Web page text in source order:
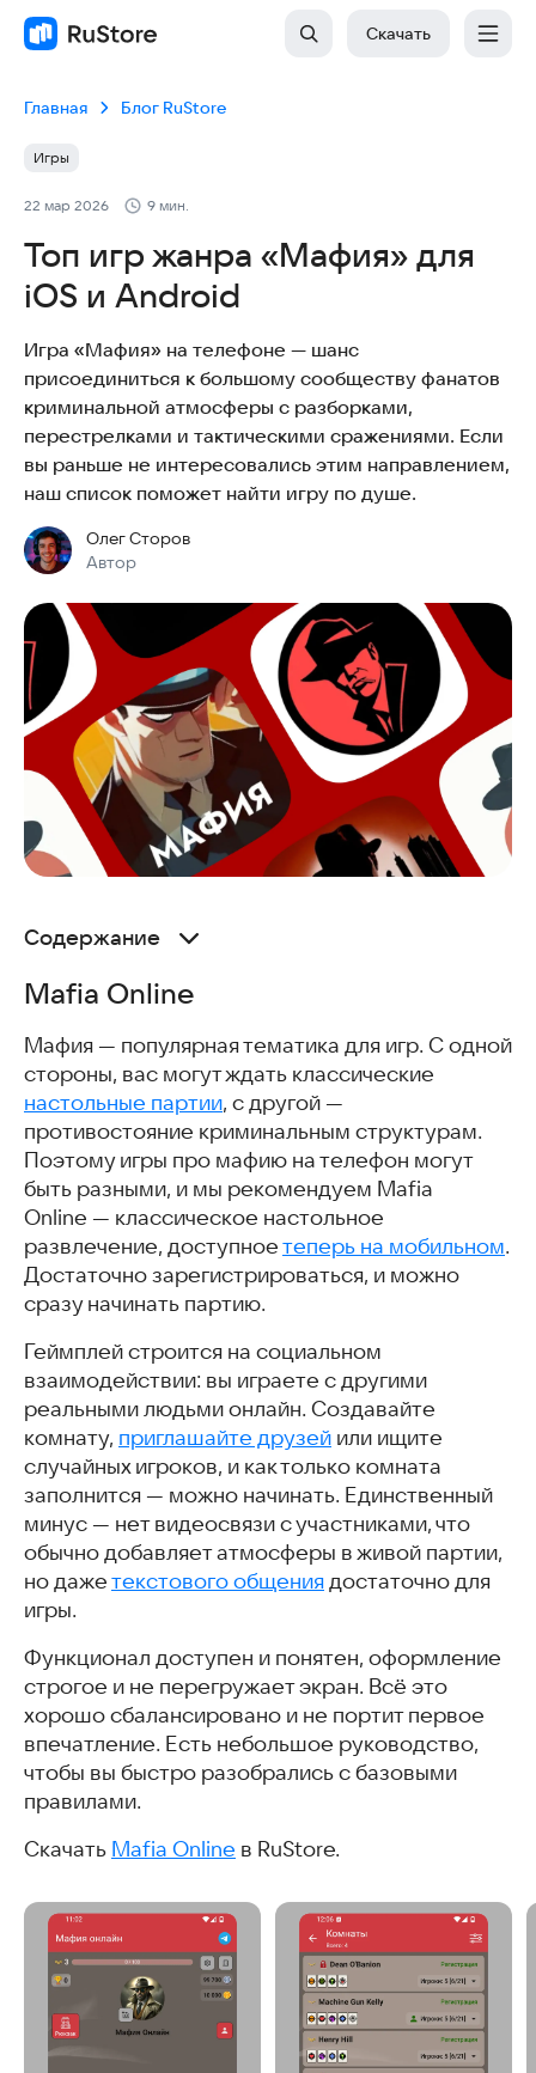
Скачать
Главная Блог RuStore
Игры
22 мар 2026 9 мин.
Топ игр жанра «Мафия» для
iOS и Android
Игра «Мафия» на телефоне — шанс
присоединиться к большому сообществу фанатов
криминальной атмосферы с разборками,
перестрелками и тактическими сражениями. Если
вы раньше не интересовались этим направлением,
наш список поможет найти игру по душе.​
Олег Сторов
Автор
Содержание
Мафия — настольная игра. Карты для компаний
Мафия по сети
New Mafia Online
Скачать игры в жанре «Мафия»
Часто задаваемые вопросы
Интересные и похожие статьи
Mafia Online
Мафия — популярная тематика для игр. С одной
стороны, вас могут ждать классические
настольные партии, с другой —
противостояние криминальным структурам.
Поэтому игры про мафию на телефон могут
быть разными, и мы рекомендуем Mafia
Online — классическое настольное
развлечение, доступное теперь на мобильном.
Достаточно зарегистрироваться, и можно
сразу начинать партию.
Геймплей строится на социальном
взаимодействии: вы играете с другими
реальными людьми онлайн. Создавайте
комнату, приглашайте друзей или ищите
случайных игроков, и как только комната
заполнится — можно начинать. Единственный
минус — нет видеосвязи с участниками, что
обычно добавляет атмосферы в живой партии,
но даже текстового общения достаточно для
игры.
Функционал доступен и понятен, оформление
строгое и не перегружает экран. Всё это
хорошо сбалансировано и не портит первое
впечатление. Есть небольшое руководство,
чтобы вы быстро разобрались с базовыми
правилами.
Скачать Mafia Online в RuStore.